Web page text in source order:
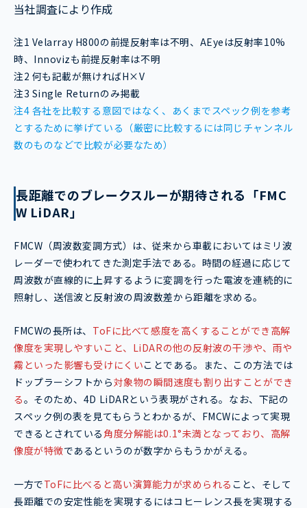
当社調査により作成
注1 Velarray H800の前提反射率は不明、AEyeは反射率10%
時、Innovizも前提反射率は不明
注2 何も記載が無ければH×V
注3 Single Returnのみ掲載
注4 各社を比較する意図ではなく、あくまでスペック例を参考
とするために挙げている（厳密に比較するには同じチャンネル
数のものなどで比較が必要なため）
長距離でのブレークスルーが期待される「FMC
W LiDAR」
FMCW（周波数変調方式）は、従来から車載においてはミリ波
レーダーで使われてきた測定手法である。時間の経過に応じて
周波数が直線的に上昇するように変調を行った電波を連続的に
照射し、送信波と反射波の周波数差から距離を求める。
FMCWの長所は、 ToFに比べて感度を高くすることができ高解
像度を実現しやすいこと、LiDARの他の反射波の干渉や、雨や
霧といった影響も受けにくいことである。また、この方法では
ドップラーシフトから対象物の瞬間速度も割り出すことができ
る。そのため、4D LiDARという表現がされる。なお、下記の
スペック例の表を見てもらうとわかるが、FMCWによって実現
できるとされている 角度分解能は0.1°未満となっており、高解
像度が特徴であるというのが数字からもうかがえる。
一方でToFに比べると高い演算能力が求められる こと、そして
長距離での安定性能を実現するにはコヒーレンス長を実現する